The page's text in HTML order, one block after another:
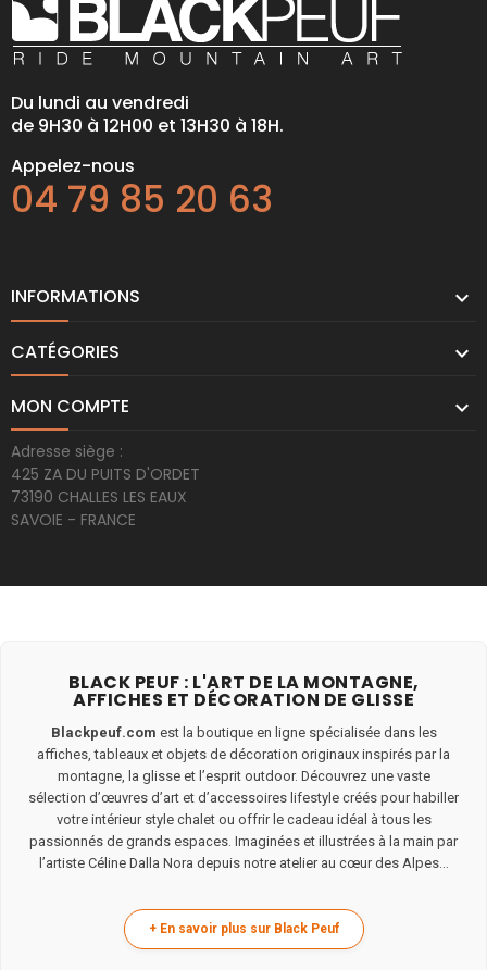
Du lundi au vendredi
de 9H30 à 12H00 et 13H30 à 18H.
Appelez-nous
04 79 85 20 63
INFORMATIONS 
CATÉGORIES 
MON COMPTE 
Adresse siège :
425 ZA DU PUITS D'ORDET
73190 CHALLES LES EAUX
SAVOIE - FRANCE
BLACK PEUF : L'ART DE LA MONTAGNE,
AFFICHES ET DÉCORATION DE GLISSE
Blackpeuf.com est la boutique en ligne spécialisée dans les
affiches, tableaux et objets de décoration originaux inspirés par la
montagne, la glisse et l’esprit outdoor. Découvrez une vaste
sélection d’œuvres d’art et d’accessoires lifestyle créés pour habiller
votre intérieur style chalet ou offrir le cadeau idéal à tous les
passionnés de grands espaces. Imaginées et illustrées à la main par
l’artiste Céline Dalla Nora depuis notre atelier au cœur des Alpes...